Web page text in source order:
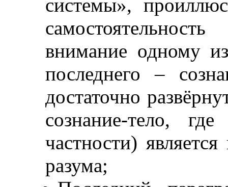
системы»,
внимание одному
последнего –
достаточно
сознание-тело,
частности)
разума;